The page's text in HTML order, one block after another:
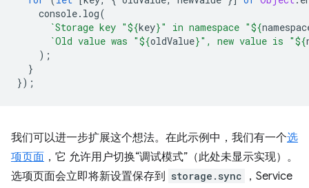
console. log(
`Storage key "${key}" in namespace "${
`Old value was "${oldValue}", new value is "${
);
}
});
我们可以进一步扩展这个想法。在此示例中，我们有一个选
项页面 ，它 允许用户切换“调试模式”（此处未显示实现）。
选项页面会立即将新设置保存到 storage.sync
，Service